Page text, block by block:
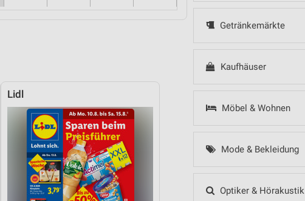
Getränkemärkte
Kaufhäuser
Möbel & Wohnen
Mode & Bekleidung
Optiker & Hörakustik
Lidl